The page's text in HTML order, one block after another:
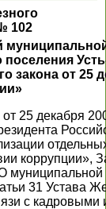
102
закона от 25
от 25 декабря
коррупции»,
муниципальной
31 Устава
с